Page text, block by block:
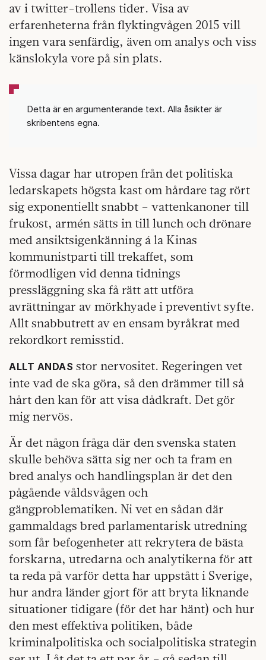
av i twitter-trollens tider. Visa av
erfarenheterna från flyktingvågen 2015 vill
ingen vara senfärdig, även om analys och viss
känslokyla vore på sin plats.
Detta är en argumenterande text. Alla åsikter är
skribentens egna.
Vissa dagar har utropen från det politiska
ledarskapets högsta kast om hårdare tag rört
sig exponentiellt snabbt – vattenkanoner till
frukost, armén sätts in till lunch och drönare
med ansiktsigenkänning á la Kinas
kommunistparti till trekaffet, som
förmodligen vid denna tidnings
pressläggning ska få rätt att utföra
avrättningar av mörkhyade i preventivt syfte.
Allt snabbutrett av en ensam byråkrat med
rekordkort remisstid.
ALLT ANDAS stor nervositet. Regeringen vet
inte vad de ska göra, så den drämmer till så
hårt den kan för att visa dådkraft. Det gör
mig nervös.
Är det någon fråga där den svenska staten
skulle behöva sätta sig ner och ta fram en
bred analys och handlingsplan är det den
pågående våldsvågen och
gängproblematiken. Ni vet en sådan där
gammaldags bred parlamentarisk utredning
som får befogenheter att rekrytera de bästa
forskarna, utredarna och analytikerna för att
ta reda på varför detta har uppstått i Sverige,
hur andra länder gjort för att bryta liknande
situationer tidigare (för det har hänt) och hur
den mest effektiva politiken, både
kriminalpolitiska och socialpolitiska strategin